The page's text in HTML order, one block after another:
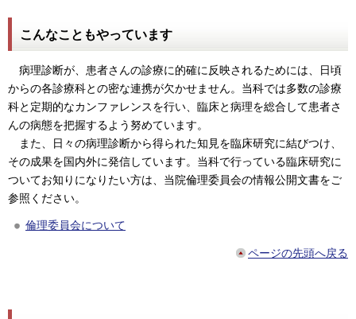
こんなこともやっています
病理診断が、患者さんの診療に的確に反映されるためには、日頃
からの各診療科との密な連携が欠かせません。当科では多数の診療
科と定期的なカンファレンスを行い、臨床と病理を総合して患者さ
んの病態を把握するよう努めています。
また、日々の病理診断から得られた知見を臨床研究に結びつけ、
その成果を国内外に発信しています。当科で行っている臨床研究に
ついてお知りになりたい方は、当院倫理委員会の情報公開文書をご
参照ください。
倫理委員会について
ページの先頭へ戻る